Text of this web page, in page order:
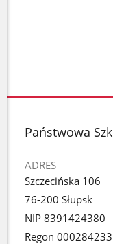
stopka
Państwowa
ADRES
Szczecińska 106
76-200 Słupsk
NIP 8391424380
Regon 000284233